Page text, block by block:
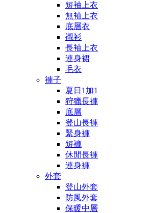
短袖上衣
無袖上衣
底層衣
襯衫
長袖上衣
連身裙
毛衣
褲子
夏日1加1
狩獵長褲
底層
登山長褲
緊身褲
短褲
休閒長褲
連身褲
外套
登山外套
防風外套
保暖中層